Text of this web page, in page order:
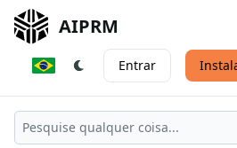
AIPRM
Entrar